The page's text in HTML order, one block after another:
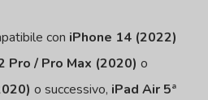
con iPhone 14 (2022)
Pro / Pro Max (2020) o
o successivo, iPad Air 5ª